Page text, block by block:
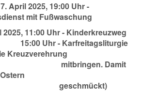
April 2025, 19:00 Uhr -
mit Fußwaschung
11:00 Uhr - Kinderkreuzweg
- Karfreitagsliturgie
Kreuzverehrung
Damit